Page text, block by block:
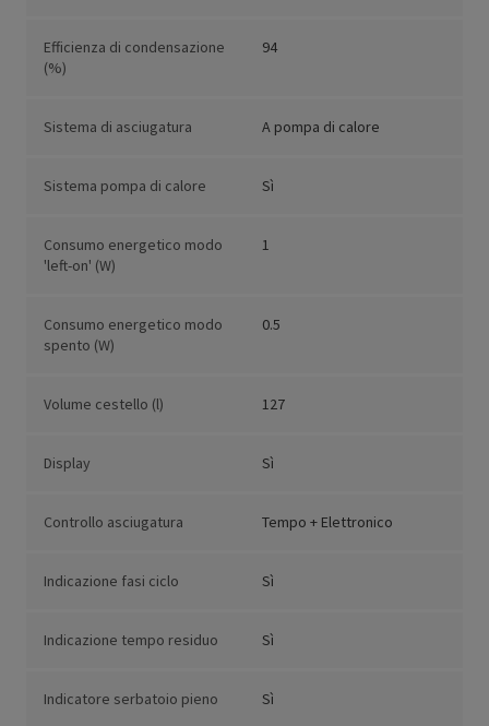
Efficienza di condensazione
(%)
94
Sistema di asciugatura A pompa di calore
Sistema pompa di calore Sì
Consumo energetico modo
'left-on' (W)
1
Consumo energetico modo
spento (W)
0.5
Volume cestello (l) 127
Display Sì
Controllo asciugatura Tempo + Elettronico
Indicazione fasi ciclo Sì
Indicazione tempo residuo Sì
Indicatore serbatoio pieno Sì